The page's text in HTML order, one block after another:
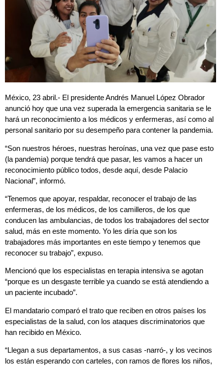
México, 23 abril.- El presidente Andrés Manuel López Obrador
anunció hoy que una vez superada la emergencia sanitaria se le
hará un reconocimiento a los médicos y enfermeras, así como al
personal sanitario por su desempeño para contener la pandemia.
“Son nuestros héroes, nuestras heroínas, una vez que pase esto
(la pandemia) porque tendrá que pasar, les vamos a hacer un
reconocimiento público todos, desde aquí, desde Palacio
Nacional”, informó.
“Tenemos que apoyar, respaldar, reconocer el trabajo de las
enfermeras, de los médicos, de los camilleros, de los que
conducen las ambulancias, de todos los trabajadores del sector
salud, más en este momento. Yo les diría que son los
trabajadores más importantes en este tiempo y tenemos que
reconocer su trabajo”, expuso.
Mencionó que los especialistas en terapia intensiva se agotan
“porque es un desgaste terrible ya cuando se está atendiendo a
un paciente incubado”.
El mandatario comparó el trato que reciben en otros países los
especialistas de la salud, con los ataques discriminatorios que
han recibido en México.
“Llegan a sus departamentos, a sus casas -narró-, y los vecinos
los están esperando con carteles, con ramos de flores los niños,